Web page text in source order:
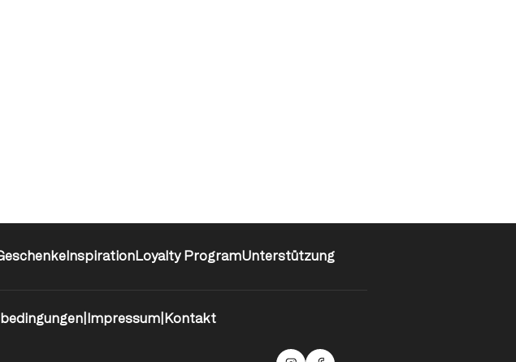
InspirationLoyalty ProgramUnterstützung
Impressum Kontakt